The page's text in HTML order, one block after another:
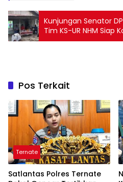
Kunjungan Senator
Tim KS-UR NHM Siap
Pertanian
Pos Terkait
Ternate
Satlantas Polres Ternate